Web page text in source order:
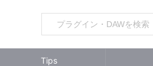
Tips